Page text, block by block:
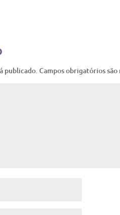
publicado. Campos obrigatórios são